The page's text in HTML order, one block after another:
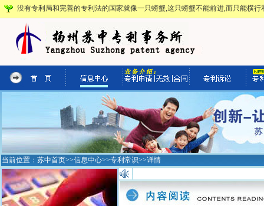
没有专利局和完善的专利法的国家就像一只螃蟹,这只螃蟹不能前进,而只能横
当前位置： 苏中首页>>信息中心>>专利常识>>详情